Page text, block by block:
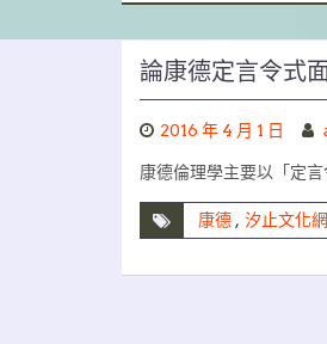
論康德定言令式
2016 年 4 月 1 日
康德倫理學主要以「定
康德 , 汐止文化網